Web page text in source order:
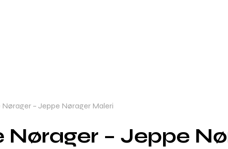
Nørager – Jeppe Nørager Maleri
Nørager – Jeppe